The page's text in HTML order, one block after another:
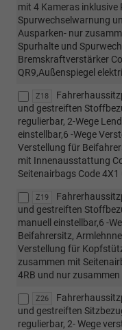
mit 4 Kameras
Spurwechselwarnung
Ausparken- nur
Spurhalte und
Bremskraftverstärker
QR9,Außenspiegel
Z18
und gestreiften
regulierbar, 2-Wege
einstellbar,6 -Wege
Verstellung für
mit Innenausstattung
Seitenairbags Code
Z19
und gestreiften
manuell einstellbar,6 -
Beifahrersitz,
Verstellung für
zusammen mit
4RB und nur
Z26
und gestreiften
regulierbar, 2- Wege